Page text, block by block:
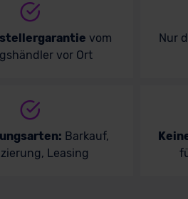
vom
vor Ort
Nur
Barkauf,
Leasing